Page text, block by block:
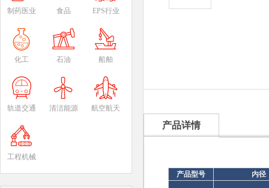
制药医业 食品 EPS行业
化工 石油 船舶
轨道交通 清洁能源 航空航天
工程机械
产品详情
产品型号 内径